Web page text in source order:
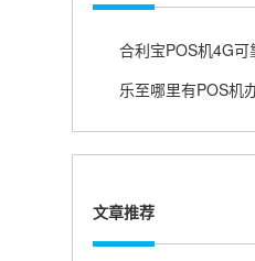
乐至哪里有POS机
文章推荐